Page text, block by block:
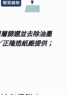
篩選並去除油墨
隆造紙廠提供；